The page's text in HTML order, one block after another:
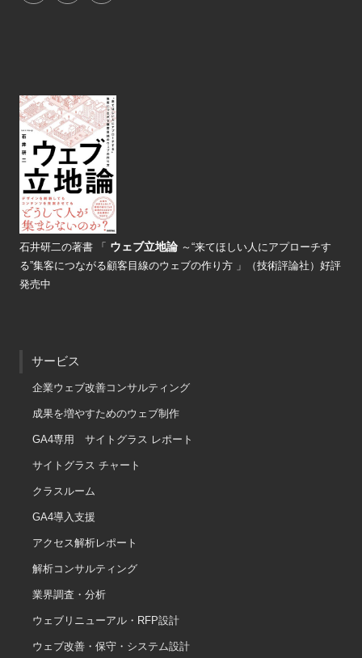
石井研二の著書 「 ウェブ立地論 ～“来てほしい人にアプローチす
る”集客につながる顧客目線のウェブの作り方 」（技術評論社）好評
発売中
サービス
企業ウェブ改善コンサルティング
成果を増やすためのウェブ制作
GA4専用 サイトグラス レポート
サイトグラス チャート
クラスルーム
GA4導入支援
アクセス解析レポート
解析コンサルティング
業界調査・分析
ウェブリニューアル・RFP設計
ウェブ改善・保守・システム設計